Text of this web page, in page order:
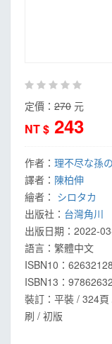
定價： 270 元
NT $ 243
作者： 理不尽な孫
譯者： 陳柏伸
繪者： シロタカ
出版社： 台灣角川
出版日期： 2022-
語言： 繁體中文
ISBN10：
ISBN13：
裝訂：平裝 / 324
刷 / 初版